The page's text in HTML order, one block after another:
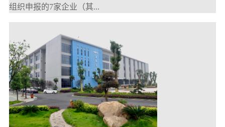
组织申报的7家企业（其...